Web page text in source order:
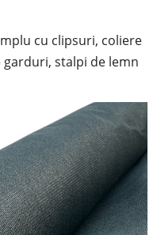
cu clipsuri, coliere
stalpi de lemn